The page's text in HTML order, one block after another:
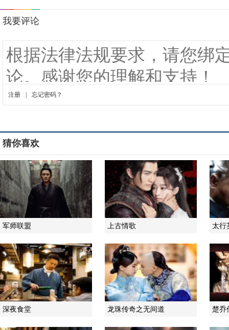
猜你喜欢
军师联盟 上古情歌 太行
深夜食堂 龙珠传奇之无间道 楚乔